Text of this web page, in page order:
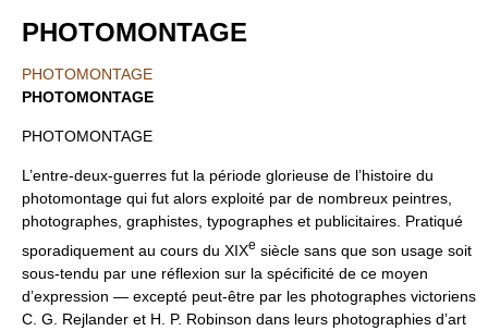
PHOTOMONTAGE
PHOTOMONTAGE
PHOTOMONTAGE
PHOTOMONTAGE
L’entre-deux-guerres fut la période glorieuse de l’histoire du
photomontage qui fut alors exploité par de nombreux peintres,
photographes, graphistes, typographes et publicitaires. Pratiqué
sporadiquement au cours du XIXe siècle sans que son usage soit
sous-tendu par une réflexion sur la spécificité de ce moyen
d’expression — excepté peut-être par les photographes victoriens
C. G. Rejlander et H. P. Robinson dans leurs photographies d’art